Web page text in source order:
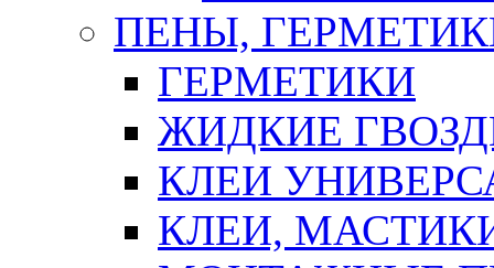
ПЕНЫ,
ГЕРМЕТИКИ
ЖИДКИЕ
КЛЕИ
КЛЕИ,